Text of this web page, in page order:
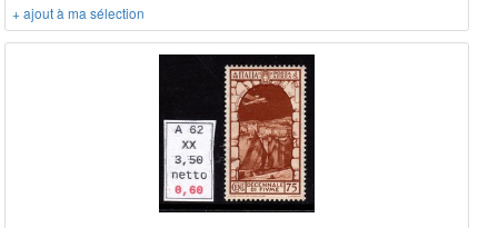
+ ajout à ma sélection